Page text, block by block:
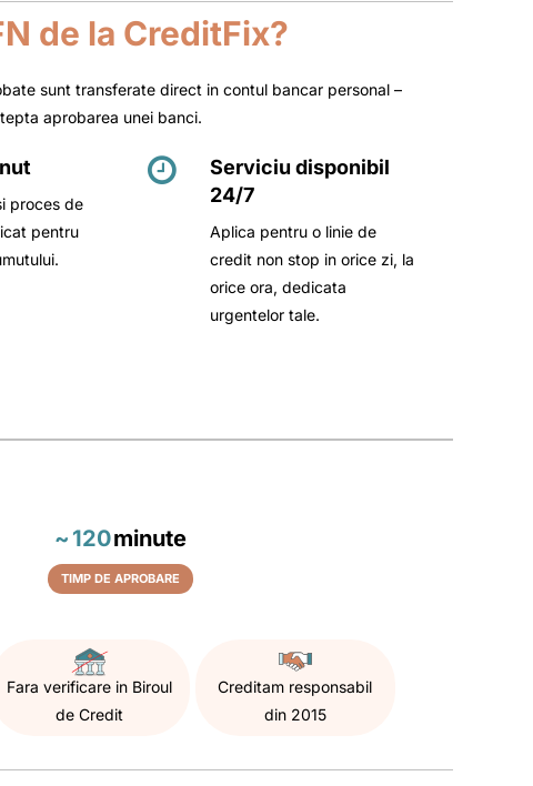
de la CreditFix?
sunt transferate direct in contul bancar personal –
aprobarea unei banci.
proces de
pentru
Serviciu disponibil
24/7
Aplica pentru o linie de
credit non stop in orice zi, la
orice ora, dedicata
urgentelor tale.
~ 120minute
TIMP DE APROBARE
Fara verificare in Biroul
de Credit
Creditam responsabil
din 2015